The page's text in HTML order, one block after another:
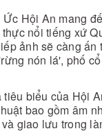
Hội An mang
nổi tiếng xứ
ảnh sẽ càng
nón lá', phố
biểu của Hội
bao gồm âm
giao lưu trong